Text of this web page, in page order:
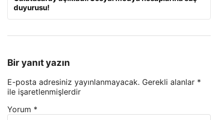
duyurusu!
Bir yanıt yazın
E-posta adresiniz yayınlanmayacak. Gerekli alanlar *
ile işaretlenmişlerdir
Yorum *